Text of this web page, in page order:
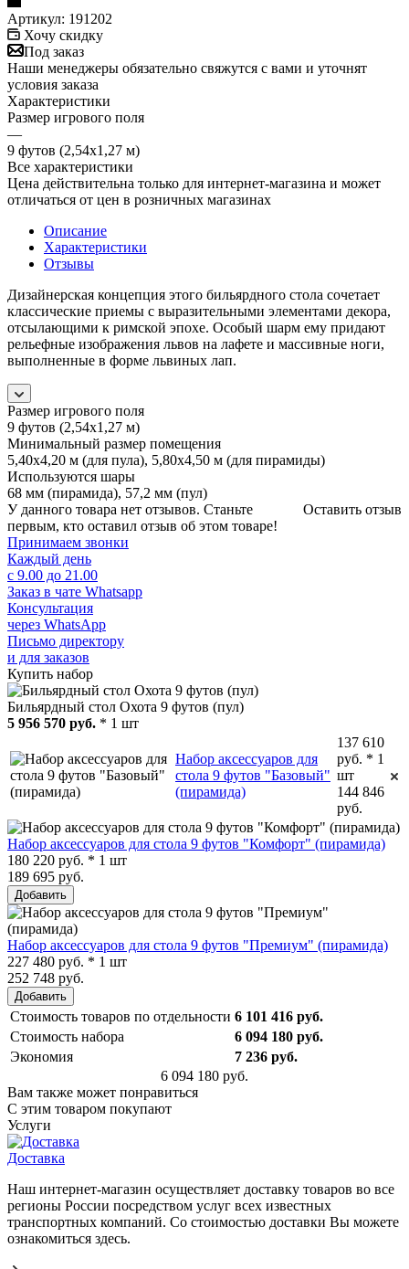
Артикул: 191202
Хочу скидку
Под заказ
Наши менеджеры обязательно свяжутся с вами и уточнят
условия заказа
Характеристики
Размер игрового поля
—
9 футов (2,54х1,27 м)
Все характеристики
Цена действительна только для интернет-магазина и может
отличаться от цен в розничных магазинах
Описание
Характеристики
Отзывы
Дизайнерская концепция этого бильярдного стола сочетает
классические приемы с выразительными элементами декора,
отсылающими к римской эпохе. Особый шарм ему придают
рельефные изображения львов на лафете и массивные ноги,
выполненные в форме львиных лап.
Размер игрового поля
9 футов (2,54х1,27 м)
Минимальный размер помещения
5,40х4,20 м (для пула), 5,80х4,50 м (для пирамиды)
Используются шары
68 мм (пирамида), 57,2 мм (пул)
Оставить отзыв
У данного товара нет отзывов. Станьте
первым, кто оставил отзыв об этом товаре!
Принимаем звонки
Каждый день
с 9.00 до 21.00
Заказ в чате Whatsapp
Консультация
через WhatsApp
Письмо директору
и для заказов
Купить набор
Бильярдный стол Охота 9 футов (пул)
5 956 570 руб. * 1 шт
Набор аксессуаров для
стола 9 футов "Базовый"
(пирамида)
137 610
руб. * 1
шт
144 846
руб.
Набор аксессуаров для стола 9 футов "Комфорт" (пирамида)
180 220 руб. * 1 шт
189 695 руб.
Добавить
Набор аксессуаров для стола 9 футов "Премиум" (пирамида)
227 480 руб. * 1 шт
252 748 руб.
Добавить
Стоимость товаров по отдельности 6 101 416 руб.
Стоимость набора
6 094 180 руб.
Экономия
7 236 руб.
6 094 180 руб.
Вам также может понравиться
С этим товаром покупают
Услуги
Доставка
Наш интернет-магазин осуществляет доставку товаров во все
регионы России посредством услуг всех известных
транспортных компаний. Со стоимостью доставки Вы можете
ознакомиться здесь.